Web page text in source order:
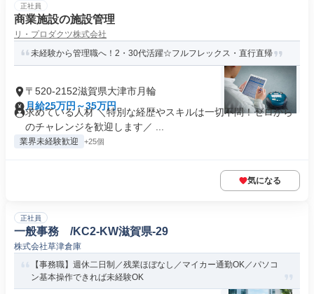
正社員
商業施設の施設管理
リ・プロダクツ株式会社
未経験から管理職へ！2・30代活躍☆フルフレックス・直行直帰
〒520-2152滋賀県大津市月輪
月給25万円～35万円
求めている人材 ＼特別な経歴やスキルは一切不問！ゼロから
のチャレンジを歓迎します／ ...
業界未経験歓迎 +25個
気になる
正社員
一般事務 /KC2-KW滋賀県-29
株式会社草津倉庫
【事務職】週休二日制／残業ほぼなし／マイカー通勤OK／パソコ
ン基本操作できれば未経験OK